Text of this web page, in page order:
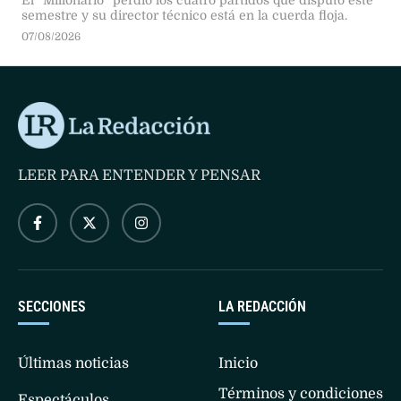
semestre y su director técnico está en la cuerda floja.
07/08/2026
LA REDACCIÓN
Inicio
Términos y condiciones
SECCIONES
Últimas noticias
LEER PARA ENTENDER Y PENSAR